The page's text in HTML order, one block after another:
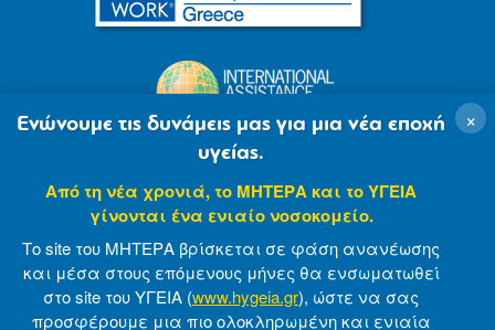
© 2007-2021 MITERA S.A Privacy Policy
×
Ενώνουμε τις δυνάμεις μας για μια νέα εποχή
υγείας.
Από τη νέα χρονιά, το ΜΗΤΕΡΑ και το ΥΓΕΙΑ
γίνονται ένα ενιαίο νοσοκομείο.
Το site του ΜΗΤΕΡΑ βρίσκεται σε φάση ανανέωσης
και μέσα στους επόμενους μήνες θα ενσωματωθεί
στο site του ΥΓΕΙΑ (www.hygeia.gr), ώστε να σας
προσφέρουμε μια πιο ολοκληρωμένη και ενιαία